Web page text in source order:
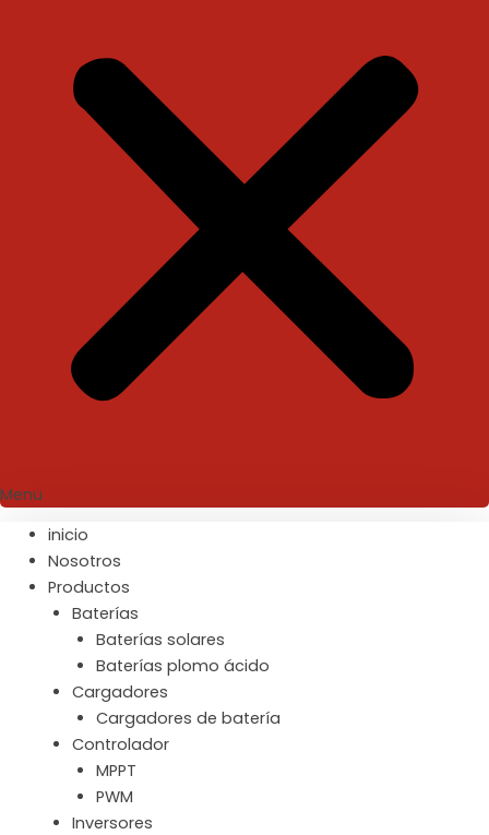
Menu
inicio
Nosotros
Productos
Baterías
Baterías solares
Baterías plomo ácido
Cargadores
Cargadores de batería
Controlador
MPPT
PWM
Inversores